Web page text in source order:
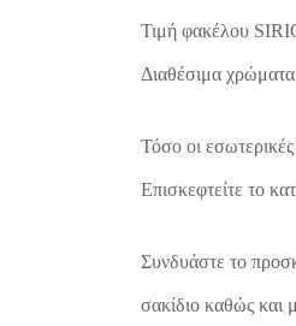
Τιμή φακέλου
Διαθέσιμα
Τόσο οι
Επισκεφτείτε το
Συνδυάστε το
σακίδιο καθώς και